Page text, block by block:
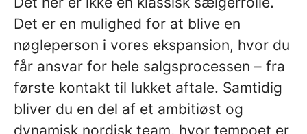
Det er en mulighed for at blive en
nøgleperson i vores ekspansion, hvor du
får ansvar for hele salgsprocessen – fra
første kontakt til lukket aftale. Samtidig
bliver du en del af et ambitiøst og
dynamisk nordisk team, hvor tempoet er